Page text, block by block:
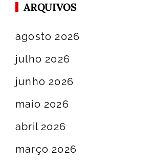
ARQUIVOS
agosto 2026
julho 2026
junho 2026
maio 2026
abril 2026
março 2026